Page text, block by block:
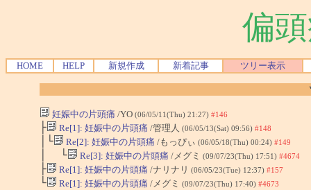
偏
HOME HELP 新規作成 新着記事 ツリー表示
妊娠中の片頭痛 /YO (06/05/11(Thu) 21:27) #146
├ Re[1]: 妊娠中の片頭痛 /管理人 (06/05/13(Sat) 09:56) #148
│└ Re[2]: 妊娠中の片頭痛 /もっぴぃ (06/05/18(Thu) 00:24) #149
│ └ Re[3]: 妊娠中の片頭痛 /メグミ (09/07/23(Thu) 17:51) #4674
├ Re[1]: 妊娠中の片頭痛 /ナリナリ (06/05/23(Tue) 12:37) #157
└ Re[1]: 妊娠中の片頭痛 /メグミ (09/07/23(Thu) 17:40) #4673